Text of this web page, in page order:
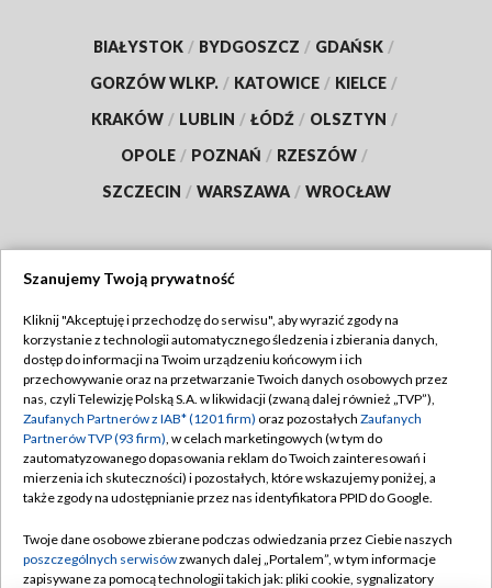
BIAŁYSTOK / BYDGOSZCZ / GDAŃSK /
GORZÓW WLKP. / KATOWICE / KIELCE /
KRAKÓW / LUBLIN / ŁÓDŹ / OLSZTYN /
OPOLE / POZNAŃ / RZESZÓW /
SZCZECIN / WARSZAWA / WROCŁAW
TVP
Abonament TVP
Emisja w TVP
Centrum informacji TVP
Naziemna Telewizja Cyfrowa
Rada Programowa
Regulamin TVP
Polityka prywatności
Moje zgody
Pomoc
Kontakt
Szanujemy Twoją prywatność
Kliknij "Akceptuję i przechodzę do serwisu", aby wyrazić zgody na
korzystanie z technologii automatycznego śledzenia i zbierania danych,
dostęp do informacji na Twoim urządzeniu końcowym i ich
przechowywanie oraz na przetwarzanie Twoich danych osobowych przez
nas, czyli Telewizję Polską S.A. w likwidacji (zwaną dalej również „TVP”),
Zaufanych Partnerów z IAB* (1201 firm) oraz pozostałych Zaufanych
Partnerów TVP (93 firm), w celach marketingowych (w tym do
zautomatyzowanego dopasowania reklam do Twoich zainteresowań i
mierzenia ich skuteczności) i pozostałych, które wskazujemy poniżej, a
także zgody na udostępnianie przez nas identyfikatora PPID do Google.
Twoje dane osobowe zbierane podczas odwiedzania przez Ciebie naszych
poszczególnych serwisówzwanych dalej „Portalem”, w tym informacje
zapisywane za pomocą technologii takich jak: pliki cookie, sygnalizatory